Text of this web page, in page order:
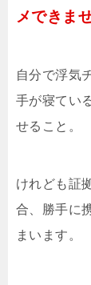
メできま
自分で浮気
手が寝てい
せること。
けれども証
合、勝手に
まいます。